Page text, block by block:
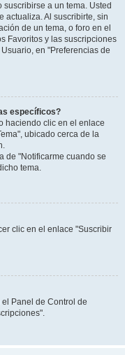
a un tema. Usted
actualiza. Al suscribirte, sin
de un tema, o foro en el
Favoritos y las suscripciones
en "Preferencias de
específicos?
haciendo clic en el enlace
ubicado cerca de la
de "Notificarme cuando se
tema.
clic en el enlace "Suscribir
Panel de Control de